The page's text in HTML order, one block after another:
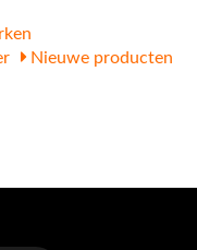
Nieuwe producten